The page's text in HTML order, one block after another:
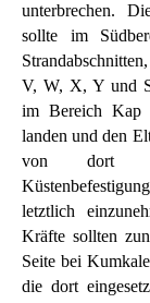
unterbrechen.
sollte im
V, W, X, Y und
im Bereich Kap
landen und den
von dort
letztlich
Kräfte sollten
Seite bei
die dort